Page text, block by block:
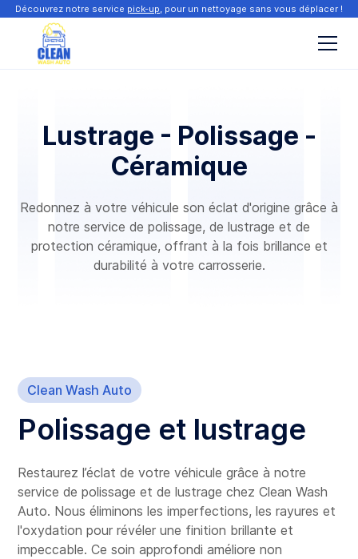
Découvrez notre service pick-up, pour un nettoyage sans vous déplacer !
Lustrage - Polissage -
Céramique
Redonnez à votre véhicule son éclat d'origine grâce à
notre service de polissage, de lustrage et de
protection céramique, offrant à la fois brillance et
durabilité à votre carrosserie.
Clean Wash Auto
Polissage et lustrage
Restaurez l’éclat de votre véhicule grâce à notre
service de polissage et de lustrage chez Clean Wash
Auto. Nous éliminons les imperfections, les rayures et
l'oxydation pour révéler une finition brillante et
impeccable. Ce soin approfondi améliore non